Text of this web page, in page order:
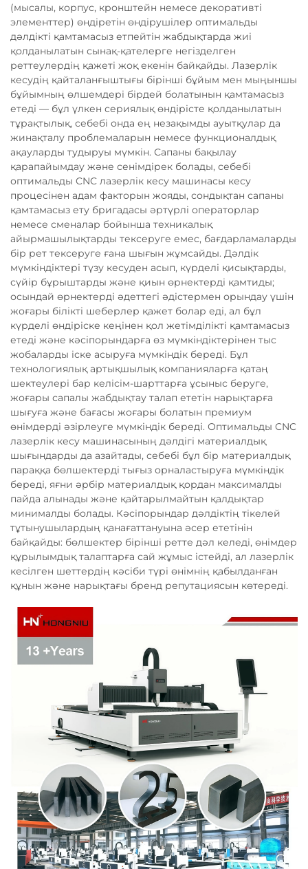
(мысалы, корпус, кронштейн немесе декоративті
элементтер) өндіретін өндірушілер оптимальды
дәлдікті қамтамасыз етпейтін жабдықтарда жиі
қолданылатын сынақ-қателерге негізделген
реттеулердің қажеті жоқ екенін байқайды. Лазерлік
кесудің қайталанғыштығы бірінші бұйым мен мыңыншы
бұйымның өлшемдері бірдей болатынын қамтамасыз
етеді — бұл үлкен сериялық өндірісте қолданылатын
тұрақтылық, себебі онда ең незақымды ауытқулар да
жинақталу проблемаларын немесе функционалдық
ақауларды тудыруы мүмкін. Сапаны бақылау
қарапайымдау және сенімдірек болады, себебі
оптимальды CNC лазерлік кесу машинасы кесу
процесінен адам факторын жояды, сондықтан сапаны
қамтамасыз ету бригадасы әртүрлі операторлар
немесе сменалар бойынша техникалық
айырмашылықтарды тексеруге емес, бағдарламаларды
бір рет тексеруге ғана шығын жұмсайды. Дәлдік
мүмкіндіктері түзу кесуден асып, күрделі қисықтарды,
сүйір бұрыштарды және қиын өрнектерді қамтиды;
осындай өрнектерді әдеттегі әдістермен орындау үшін
жоғары білікті шеберлер қажет болар еді, ал бұл
күрделі өндіріске кеңінен қол жетімділікті қамтамасыз
етеді және кәсіпорындарға өз мүмкіндіктерінен тыс
жобаларды іске асыруға мүмкіндік береді. Бұл
технологиялық артықшылық компанияларға қатаң
шектеулері бар келісім-шарттарға ұсыныс беруге,
жоғары сапалы жабдықтау талап ететін нарықтарға
шығуға және бағасы жоғары болатын премиум
өнімдерді әзірлеуге мүмкіндік береді. Оптимальды CNC
лазерлік кесу машинасының дәлдігі материалдық
шығындарды да азайтады, себебі бұл бір материалдық
параққа бөлшектерді тығыз орналастыруға мүмкіндік
береді, яғни әрбір материалдық қордан максималды
пайда алынады және қайтарылмайтын қалдықтар
минималды болады. Кәсіпорындар дәлдіктің тікелей
тұтынушылардың қанағаттануына әсер ететінін
байқайды: бөлшектер бірінші ретте дәл келеді, өнімдер
құрылымдық талаптарға сай жұмыс істейді, ал лазерлік
кесілген шеттердің кәсіби түрі өнімнің қабылданған
құнын және нарықтағы бренд репутациясын көтереді.